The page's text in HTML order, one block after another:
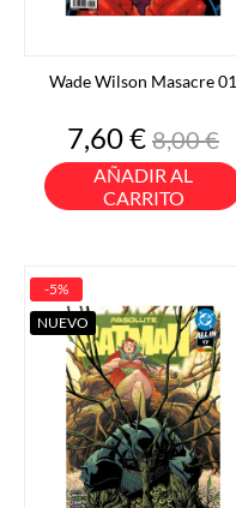
Wade Wilson Masacre 01
Precio
7,60 €Precio
base
8,00 €
AÑADIR AL
CARRITO
-5%
NUEVO